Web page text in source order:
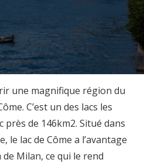
une magnifique région du
C’est un des lacs les
près de 146km2. Situé dans
le lac de Côme a l’avantage
Milan, ce qui le rend